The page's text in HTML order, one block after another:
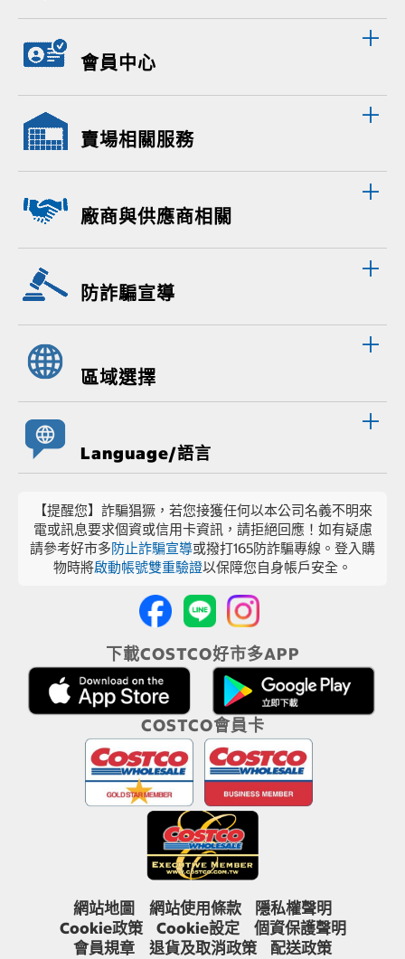
會員中心
賣場相關服務
廠商與供應商相關
防詐騙宣導
區域選擇
Language/語言
【提醒您】詐騙猖獗，若您接獲任何以本公司名義不明來
電或訊息要求個資或信用卡資訊，請拒絕回應！如有疑慮
請參考好市多防止詐騙宣導或撥打165防詐騙專線。登入購
物時將啟動帳號雙重驗證以保障您自身帳戶安全。
下載COSTCO好市多APP
COSTCO會員卡
網站地圖 網站使用條款
隱私權聲明
Cookie政策
Cookie設定
個資保護聲明
會員規章
退貨及取消政策 配送政策